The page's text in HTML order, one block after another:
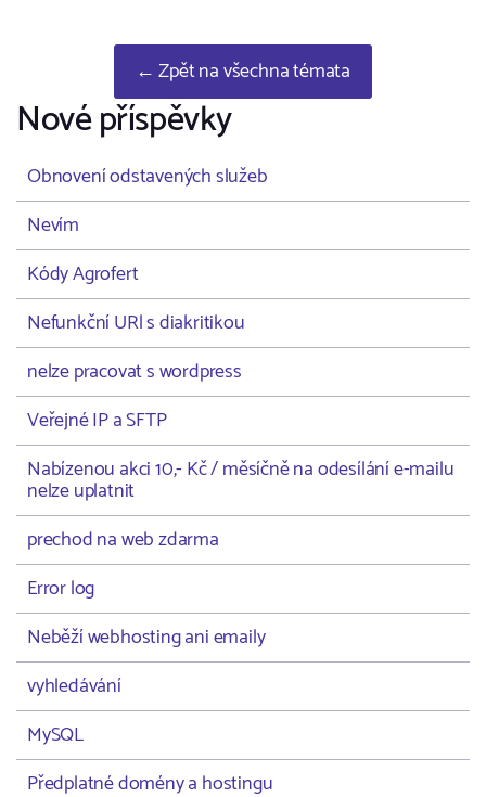
← Zpět na všechna témata
Nové příspěvky
Obnovení odstavených služeb
Nevím
Kódy Agrofert
Nefunkční URl s diakritikou
nelze pracovat s wordpress
Veřejné IP a SFTP
Nabízenou akci 10,- Kč / měsíčně na odesílání e-mailu
nelze uplatnit
prechod na web zdarma
Error log
Neběží webhosting ani emaily
vyhledávání
MySQL
Předplatné domény a hostingu